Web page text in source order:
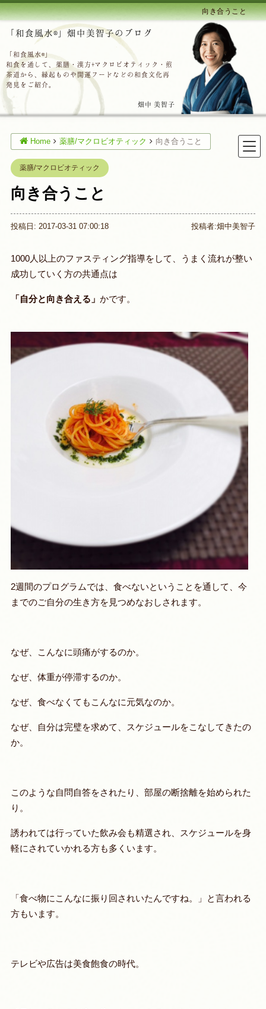
向き合うこと
「和食風水®」畑中美智子のブログ
「和食風水®」
和食を通して、薬膳・漢方+マクロビオティック・煎
茶道から、縁起ものや開運フードなどの和食文化再
発見をご紹介。
畑中 美智子
Home 薬膳/マクロビオティック 向き合うこと
薬膳/マクロビオティック
向き合うこと
投稿日: 2017-03-31 07:00:18 投稿者:畑中美智子
1000人以上のファスティング指導をして、うまく流れが整い
成功していく方の共通点は
「自分と向き合える」 かです。
2週間のプログラムでは、食べないということを通して、今
までのご自分の生き方を見つめなおしされます。
なぜ、こんなに頭痛がするのか。
なぜ、体重が停滞するのか。
なぜ、食べなくてもこんなに元気なのか。
なぜ、自分は完璧を求めて、スケジュールをこなしてきたの
か。
このような自問自答をされたり、部屋の断捨離を始められた
り。
誘われては行っていた飲み会も精選され、スケジュールを身
軽にされていかれる方も多くいます。
「食べ物にこんなに振り回されいたんですね。」と言われる
方もいます。
テレビや広告は美食飽食の時代。